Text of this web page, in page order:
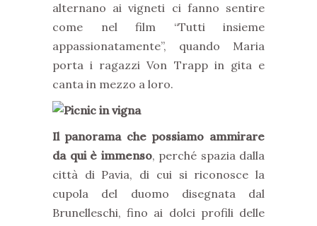
alternano ai vigneti ci fanno sentire
come nel film “Tutti insieme
appassionatamente”, quando Maria
porta i ragazzi Von Trapp in gita e
canta in mezzo a loro.
Il panorama che possiamo ammirare
da qui è immenso, perché spazia dalla
città di Pavia, di cui si riconosce la
cupola del duomo disegnata dal
Brunelleschi, fino ai dolci profili delle